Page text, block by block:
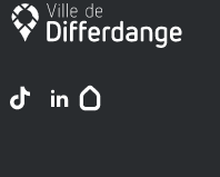
Stadt Differdingen
sur Instagram